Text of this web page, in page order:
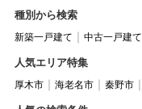
種別から検索
新築一戸建て 中古一戸建て
人気エリア特集
厚木市 海老名市 秦野市